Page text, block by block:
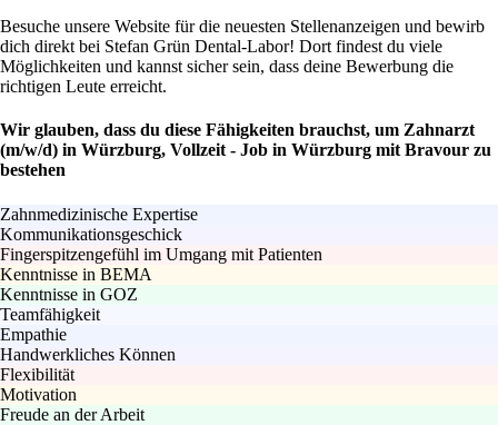
Besuche unsere Website für die neuesten Stellenanzeigen und bewirb
dich direkt bei Stefan Grün Dental-Labor! Dort findest du viele
Möglichkeiten und kannst sicher sein, dass deine Bewerbung die
richtigen Leute erreicht.
Wir glauben, dass du diese Fähigkeiten brauchst, um Zahnarzt
(m/w/d) in Würzburg, Vollzeit - Job in Würzburg mit Bravour zu
bestehen
Zahnmedizinische Expertise
Kommunikationsgeschick
Fingerspitzengefühl im Umgang mit Patienten
Kenntnisse in BEMA
Kenntnisse in GOZ
Teamfähigkeit
Empathie
Handwerkliches Können
Flexibilität
Motivation
Freude an der Arbeit